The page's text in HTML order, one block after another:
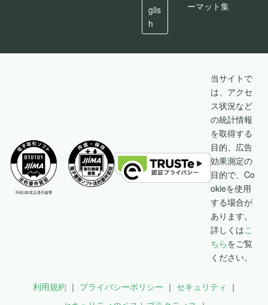
glis
h
ーマット集
当サイトで
は、アクセ
ス状況など
の統計情報
を取得する
目的、広告
効果測定の
目的で、Co
okieを使用
する場合が
あります。
詳しくはこ
ちらをご覧
ください。
利用規約 プライバシーポリシー
セキュリティ